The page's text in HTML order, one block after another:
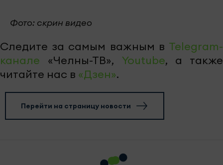
Фото: скрин видео
Следите за самым важным в Telegram-
канале «Челны-ТВ», Youtube, а также
читайте нас в «Дзен».
Перейти на страницу новости